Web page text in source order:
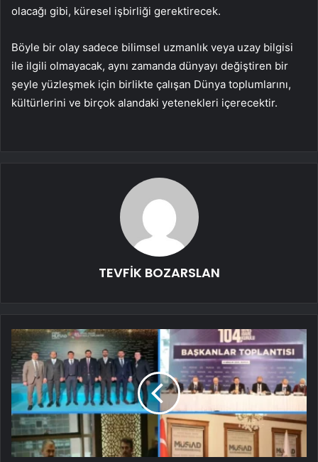
olacağı gibi, küresel işbirliği gerektirecek.
Böyle bir olay sadece bilimsel uzmanlık veya uzay bilgisi
ile ilgili olmayacak, aynı zamanda dünyayı değiştiren bir
şeyle yüzleşmek için birlikte çalışan Dünya toplumlarını,
kültürlerini ve birçok alandaki yetenekleri içerecektir.
TEVFİK BOZARSLAN